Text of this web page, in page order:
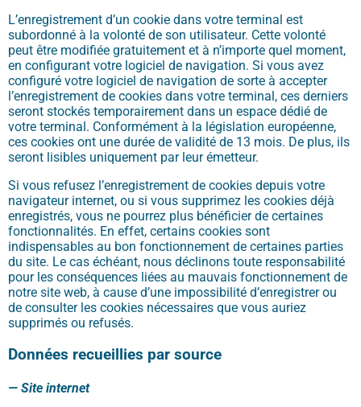
L’enregistrement d’un cookie dans votre terminal est
subordonné à la volonté de son utilisateur. Cette volonté
peut être modifiée gratuitement et à n’importe quel moment,
en configurant votre logiciel de navigation. Si vous avez
configuré votre logiciel de navigation de sorte à accepter
l’enregistrement de cookies dans votre terminal, ces derniers
seront stockés temporairement dans un espace dédié de
votre terminal. Conformément à la législation européenne,
ces cookies ont une durée de validité de 13 mois. De plus, ils
seront lisibles uniquement par leur émetteur.
Si vous refusez l’enregistrement de cookies depuis votre
navigateur internet, ou si vous supprimez les cookies déjà
enregistrés, vous ne pourrez plus bénéficier de certaines
fonctionnalités. En effet, certains cookies sont
indispensables au bon fonctionnement de certaines parties
du site. Le cas échéant, nous déclinons toute responsabilité
pour les conséquences liées au mauvais fonctionnement de
notre site web, à cause d’une impossibilité d’enregistrer ou
de consulter les cookies nécessaires que vous auriez
supprimés ou refusés.
Données recueillies par source
— Site internet